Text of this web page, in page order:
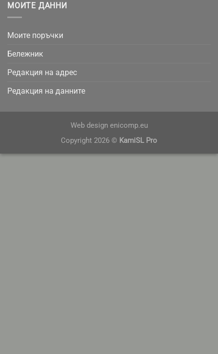
МОИТЕ ДАННИ
Моите поръчки
Бележник
Редакция на адрес
Редакция на данните
Web design enicomp.eu
Copyright 2026 © KamiSL Pro